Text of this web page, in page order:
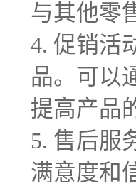
与其他零
4. 促销活
品。可以
提高产品
5. 售后服
满意度和